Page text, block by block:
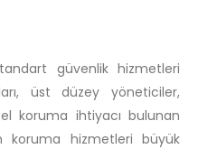
güvenlik hizmetleri
üst düzey yöneticiler,
koruma ihtiyacı bulunan
koruma hizmetleri büyük